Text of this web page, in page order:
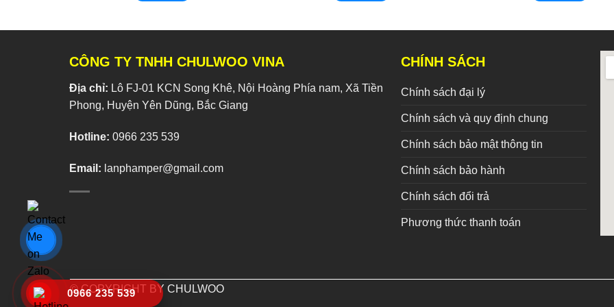
CÔNG TY TNHH CHULWOO VINA
Địa chỉ: Lô FJ-01 KCN Song Khê, Nội Hoàng Phía nam, Xã Tiền
Phong, Huyện Yên Dũng, Bắc Giang
Hotline: 0966 235 539
Email: lanphamper@gmail.com
CHÍNH SÁCH
Chính sách đại lý
Chính sách và quy định chung
Chính sách bảo mật thông tin
Chính sách bảo hành
Chính sách đổi trả
Phương thức thanh toán
© COPYRIGHT BY CHULWOO
0966 235 539